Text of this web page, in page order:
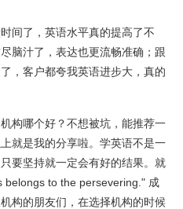
间了，英语水平真的提高了不
脑汁了，表达也更流畅准确；跟
，客户都夸我英语进步大，真的
构哪个好？不想被坑，能推荐一
就是我的分享啦。学英语不是一
要坚持就一定会有好的结果。就
belongs to the persevering." 成
构的朋友们，在选择机构的时候